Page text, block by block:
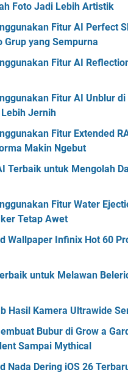
Foto Jadi Lebih Artistik
Fitur AI Perfect
Grup yang Sempurna
Fitur AI
Fitur AI Unblur di
Jernih
Fitur Extended
Makin Ngebut
Terbaik untuk Mengolah
Fitur Water
Tetap Awet
Wallpaper Infinix Hot 60
untuk Melawan
Hasil Kamera Ultrawide
Bubur di Grow a
Sampai Mythical
Nada Dering iOS 26